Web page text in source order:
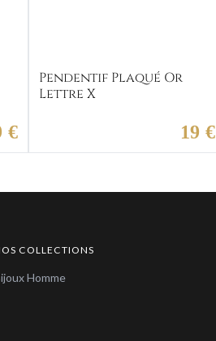
€
Pendentif Plaqué Or
Lettre X
19 €
COLLECTIONS
Homme